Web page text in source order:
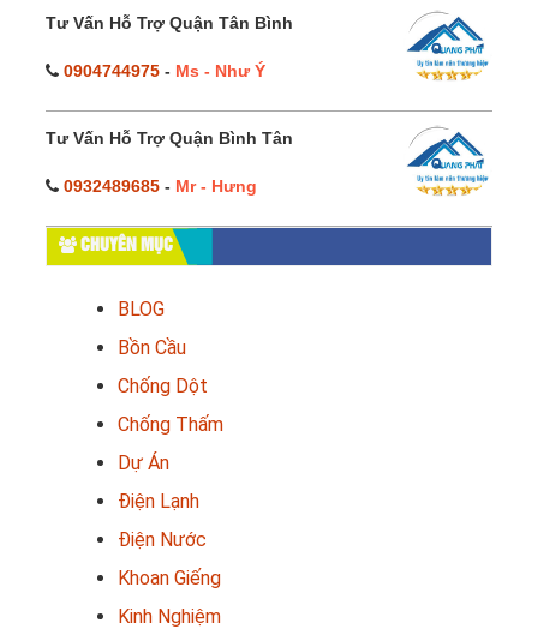
Tư Vấn Hỗ Trợ Quận Tân Bình
0904744975 - Ms - Như Ý
Tư Vấn Hỗ Trợ Quận Bình Tân
0932489685 - Mr - Hưng
CHUYÊN MỤC
BLOG
Bồn Cầu
Chống Dột
Chống Thấm
Dự Án
Điện Lạnh
Điện Nước
Khoan Giếng
Kinh Nghiệm